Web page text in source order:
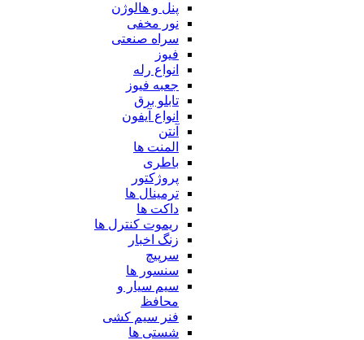
پنل و هالوژن
نور مخفی
سراه صنعتی
فیوز
انواع رله
جعبه فیوز
تابلو برق
انواع آیفون
آنتن
المنت ها
باطری
پروژکتور
ترمینال ها
داکت ها
ریموت کنترل ها
زنگ اخبار
سرپیچ
سنسور ها
سیم سیار و
محافظ
فنر سیم کشی
شستی ها